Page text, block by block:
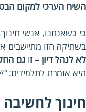
השיח הערכי למקום
כי כשאנחנו, אנשי
בשתיקה הזו מתיישבים
לא לנהל דיון – זו גם
היא אומרת לתלמידים:
חינוך